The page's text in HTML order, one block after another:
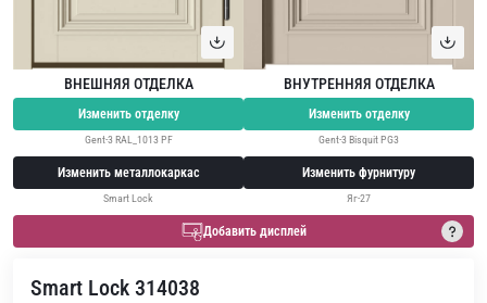
ВНЕШНЯЯ ОТДЕЛКА
Изменить отделку
Gent-3 RAL_1013 PF
Изменить металлокаркас
Smart Lock
ВНУТРЕННЯЯ ОТДЕЛКА
Изменить отделку
Gent-3 Bisquit PG3
Изменить фурнитуру
Яг-27
Добавить дисплей
Smart Lock 314038